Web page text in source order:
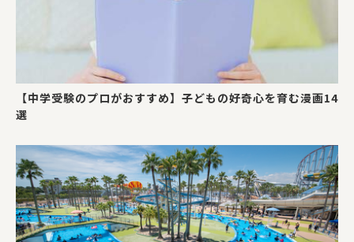
【中学受験のプロがおすすめ】子どもの好奇心を育む漫画14
選